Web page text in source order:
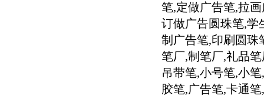
笔,定做广告笔,拉
订做广告圆珠笔,学
制广告笔,印刷圆珠
笔厂,制笔厂,礼品
吊带笔,小号笔,小
胶笔,广告笔,卡通